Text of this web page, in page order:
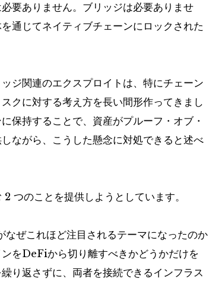
要ありません。ブリッジは必要ありませ
通じてネイティブチェーンにロックされた
ジ関連のエクスプロイトは、特にチェーン
クに対する考え方を長い間形作ってきまし
保持することで、資産がプルーフ・オブ・
ながら、こうした懸念に対処できると述べ
つのことを提供しようとしています。
ぜこれほど注目されるテーマになったのか
をDeFiから切り離すべきかどうかだけを
り返さずに、両者を接続できるインフラス